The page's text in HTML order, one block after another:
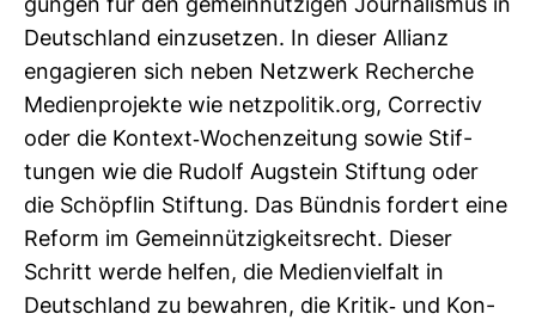
gungen für den gemein­nüt­zigen Jour­na­lismus in
Deutsch­land ein­zu­setzen. In dieser Allianz
enga­gieren sich neben Netz­werk Recherche
Medi­en­pro­jekte wie netz­po­litik.org, Cor­rectiv
oder die Kon­text-​Wochen­zei­tung sowie Stif­
tungen wie die Rudolf Aug­stein Stif­tung oder
die Schöpflin Stif­tung. Das Bündnis for­dert eine
Reform im Gemein­nüt­zig­keits­recht. Dieser
Schritt werde helfen, die Medi­en­viel­falt in
Deutsch­land zu bewahren, die Kritik-​ und Kon­